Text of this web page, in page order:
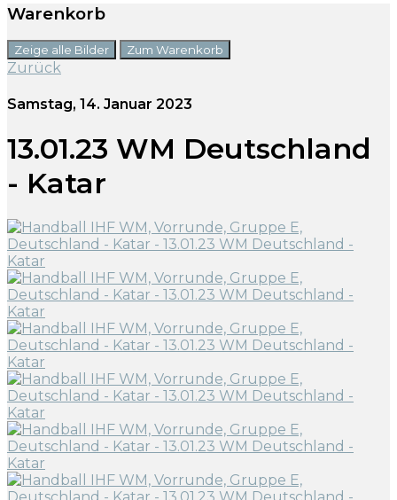
Warenkorb
Zeige alle Bilder Zum Warenkorb
Zurück
Samstag, 14. Januar 2023
13.01.23 WM Deutschland
- Katar